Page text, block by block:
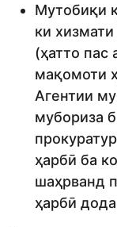
Мутобиқи
ки
(ҳатто пас
мақомоти
Агентии
мубориза
ҳарбӣ ба
шаҳрванд
ҳарбӣ